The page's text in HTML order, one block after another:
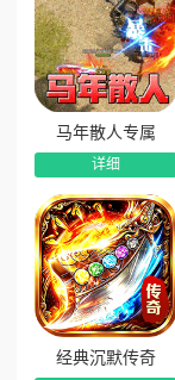
马年散人专属
详细
经典沉默传奇